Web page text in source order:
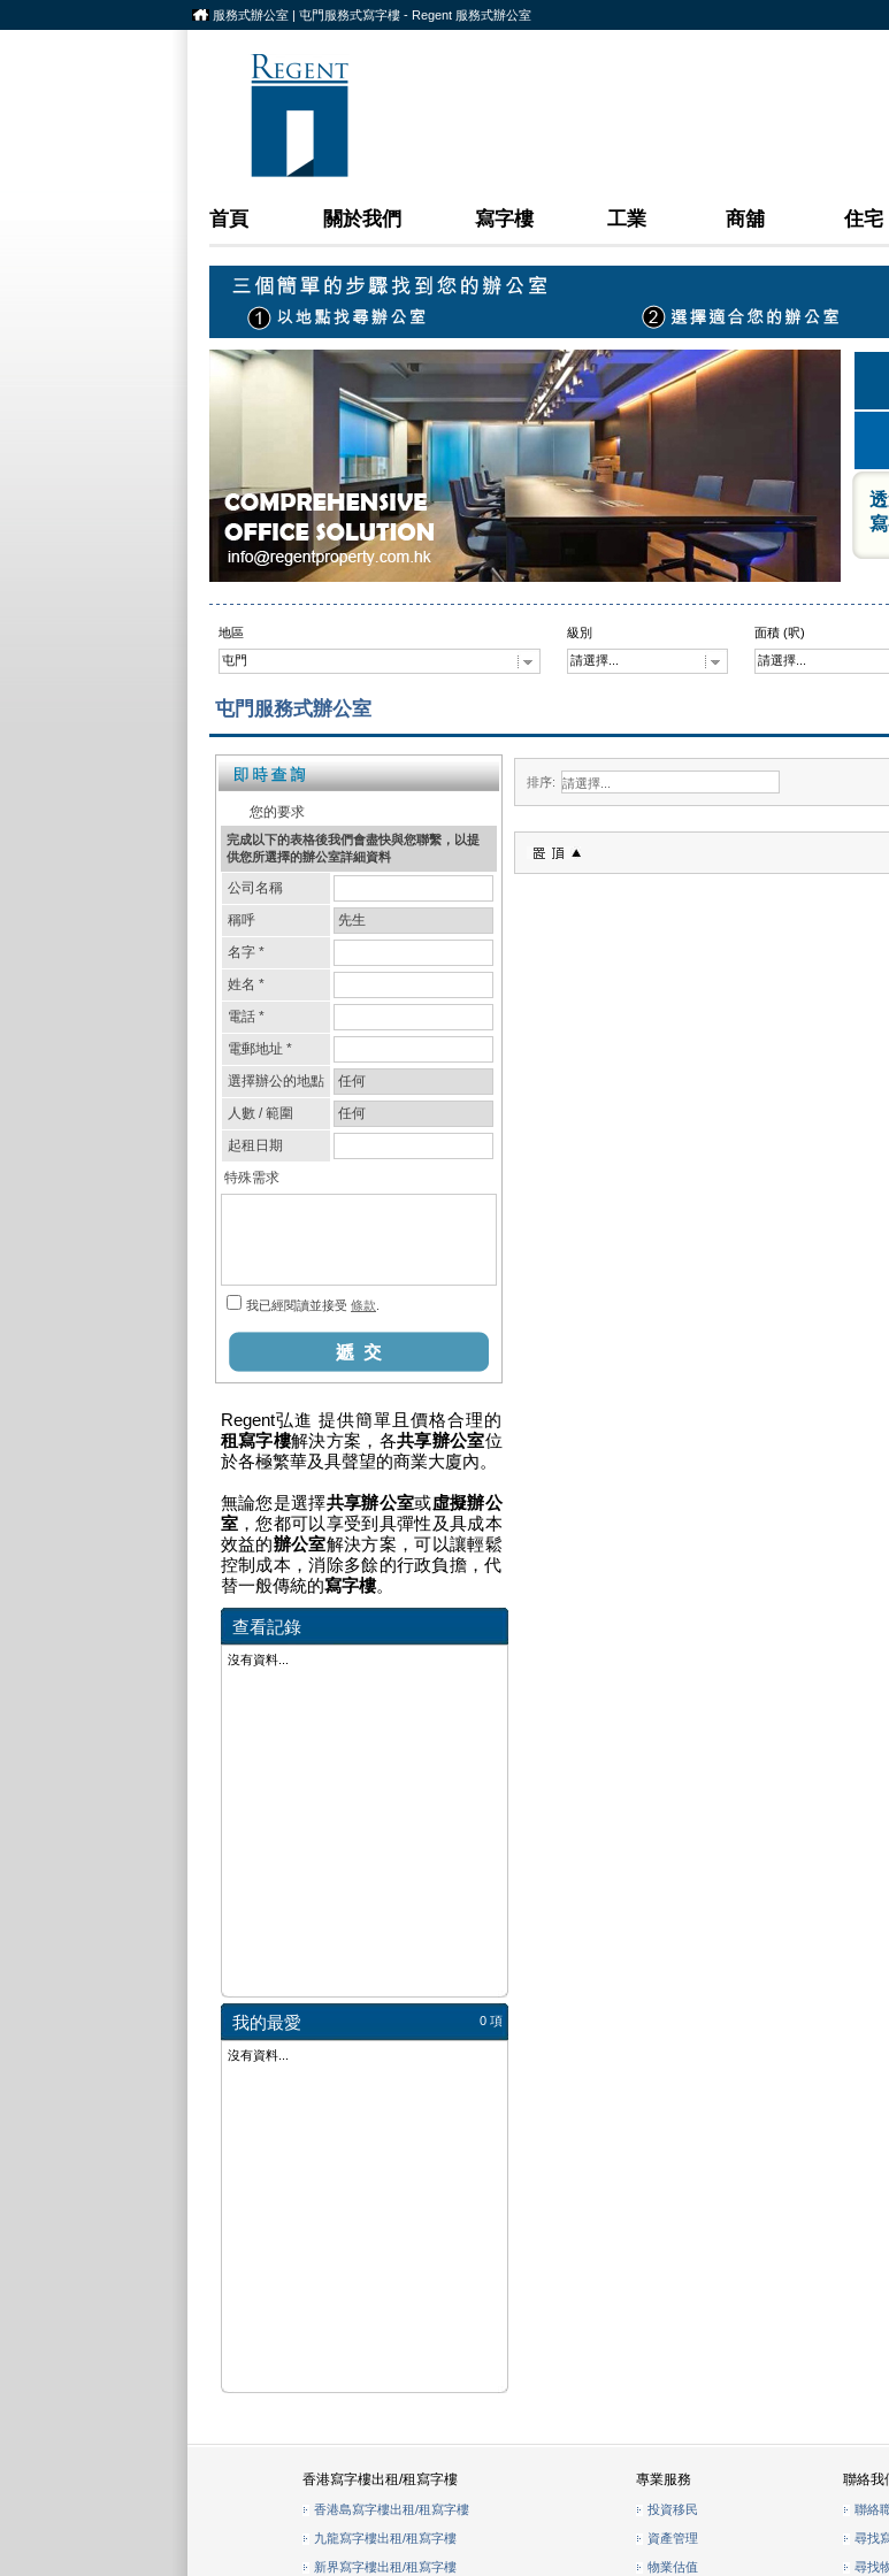
服務式辦公室 | 屯門服務式寫字樓 - Regent 服務式辦公室
首頁 關於我們 寫字樓 工業 商舖 住宅
寫
地區 級別 面積 (呎)
屯門
請選擇... 請選擇...
屯門服務式辦公室
Regent弘進 提供簡單且價格合理的
租寫字樓解決方案，各共享辦公室位
於各極繁華及具聲望的商業大廈內。
無論您是選擇共享辦公室或虛擬辦公
室，您都可以享受到具彈性及具成本
效益的辦公室解決方案，可以讓輕鬆
控制成本，消除多餘的行政負擔，代
替一般傳統的寫字樓。
查看記錄
沒有資料...
我的最愛 0 項
沒有資料...
排序:
香港寫字樓出租/租寫字樓
香港島寫字樓出租/租寫字樓
九龍寫字樓出租/租寫字樓
新界寫字樓出租/租寫字樓
專業服務
投資移民
資產管理
物業估值
聯絡我
聯絡
尋找
尋找